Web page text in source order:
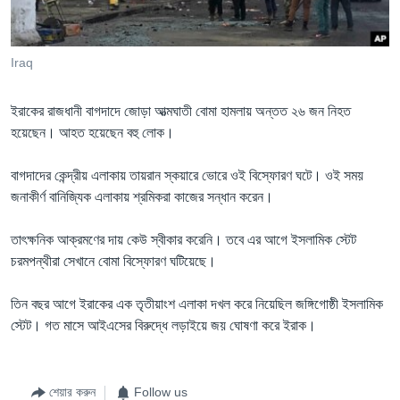
Learning English
Iraq
ইরাকের রাজধানী বাগদাদে জোড়া আত্মঘাতী বোমা হামলায় অন্তত ২৬ জন নিহত
হয়েছেন। আহত হয়েছেন বহু লোক।
বাগদাদের কেন্দ্রীয় এলাকায় তায়রান স্কয়ারে ভোরে ওই বিস্ফোরণ ঘটে। ওই সময়
জনাকীর্ণ বানিজ্যিক এলাকায় শ্রমিকরা কাজের সন্ধান করেন।
তাৎক্ষনিক আক্রমণের দায় কেউ স্বীকার করেনি। তবে এর আগে ইসলামিক স্টেট
চরমপন্থীরা সেখানে বোমা বিস্ফোরণ ঘটিয়েছে।
তিন বছর আগে ইরাকের এক তৃতীয়াংশ এলাকা দখল করে নিয়েছিল জঙ্গিগোষ্ঠী ইসলামিক
স্টেট। গত মাসে আইএসের বিরুদ্ধে লড়াইয়ে জয় ঘোষণা করে ইরাক।
শেয়ার করুন Follow us